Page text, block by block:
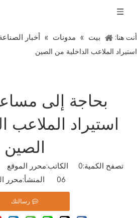
أنت هنا: بيت » مدونات » أخبار
استيراد الملاعب الداخلية من الصين
بحاجة إلى
استيراد الملاعب
الصين
تصفح الكمية:0
06 المنشأ:
محرر
رسالتك